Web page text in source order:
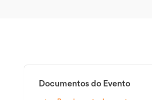
Documentos do Evento